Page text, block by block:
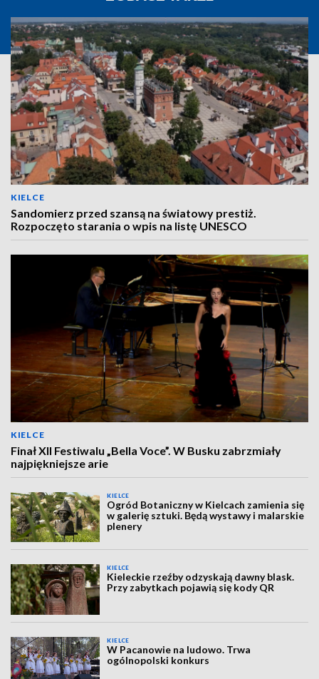
KIELCE
Sandomierz przed szansą na światowy prestiż.
Rozpoczęto starania o wpis na listę UNESCO
KIELCE
Finał XII Festiwalu „Bella Voce”. W Busku zabrzmiały
najpiękniejsze arie
KIELCE
Ogród Botaniczny w Kielcach zamienia się
w galerię sztuki. Będą wystawy i malarskie
plenery
KIELCE
Kieleckie rzeźby odzyskają dawny blask.
Przy zabytkach pojawią się kody QR
KIELCE
W Pacanowie na ludowo. Trwa
ogólnopolski konkurs